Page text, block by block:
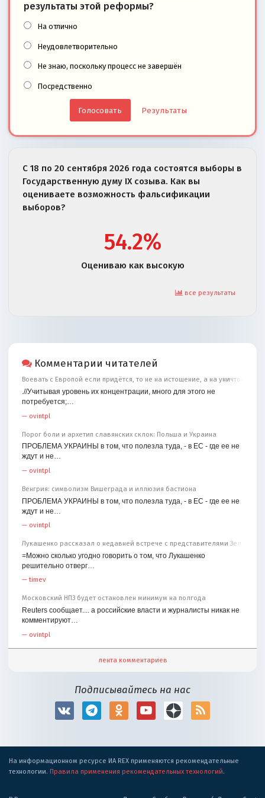
результаты этой реформы?
На отлично
Неудовлетворительно
Не знаю, поскольку процесс не завершён
Посредственно
Результаты
С 18 по 20 сентября 2026 года состоятся выборы в
Государственную думу IX созыва. Как вы
оцениваете возможность фальсификации
выборов?
54.2%
Оцениваю как высокую
все результаты
Комментарии читателей
Воевать с Европой если придётся, то не на истощение, а на уничтожение
.//Учитывая уровень их концентрации, много для этого не
потребуется;…
— ovintpl
Порог боли и архетип славянских склок: Польша и Украина
ПРОБЛЕМА УКРАИНЫ в том, что полезла туда, - в ЕС - где ее не
ждут и не…
— ovintpl
Венгрия: символизм Вишеграда и иллюзия бастиона
ПРОБЛЕМА УКРАИНЫ в том, что полезла туда, - в ЕС - где ее не
ждут и не…
— ovintpl
Лукашенко рассказал о недавней встрече с представителями
=Можно сколько угодно говорить о том, что Лукашенко
решительно отверг…
—timev
Московский НПЗ будет остановлен минимум на полгода
Reuters сообщает.... а российские власти и журналисты никак не
комментируют…
— ovintpl
лента комментариев
Подписывайтесь на нас
На информационном ресурсе ИА REX применяются рекомендательные
технологии. Правила применения рекомендательных технологий.